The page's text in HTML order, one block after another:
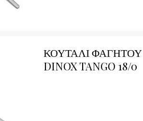
ΚΟΥΤΑΛΙ ΦΑΓΗΤΟΥ
DINOX TANGO 18/0